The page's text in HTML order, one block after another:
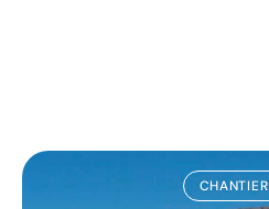
CHANTIER